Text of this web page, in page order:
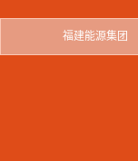
福建能源集团